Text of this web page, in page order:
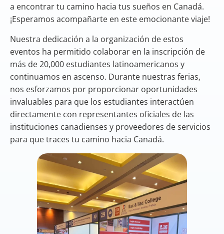
a encontrar tu camino hacia tus sueños en Canadá.
¡Esperamos acompañarte en este emocionante viaje!
Nuestra dedicación a la organización de estos
eventos ha permitido colaborar en la inscripción de
más de 20,000 estudiantes latinoamericanos y
continuamos en ascenso. Durante nuestras ferias,
nos esforzamos por proporcionar oportunidades
invaluables para que los estudiantes interactúen
directamente con representantes oficiales de las
instituciones canadienses y proveedores de servicios
para que traces tu camino hacia Canadá.